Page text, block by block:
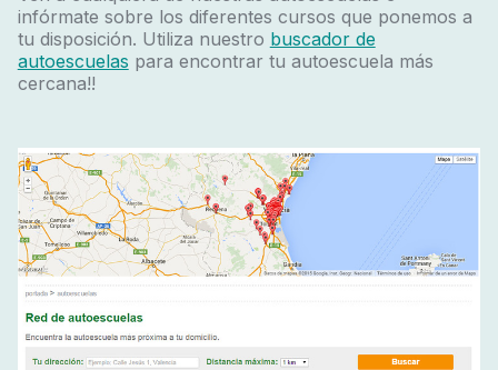
infórmate sobre los diferentes cursos que ponemos a
tu disposición. Utiliza nuestro buscador de
autoescuelas para encontrar tu autoescuela más
cercana!!